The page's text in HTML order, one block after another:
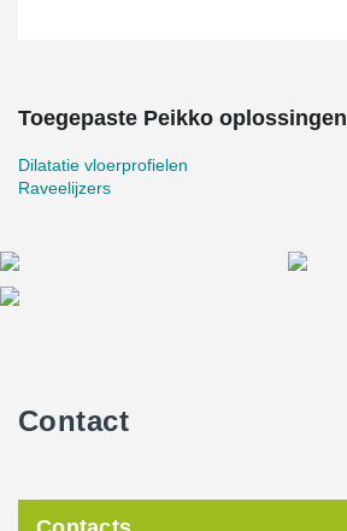
Toegepaste Peikko oplossingen
Dilatatie vloerprofielen
Raveelijzers
Contact